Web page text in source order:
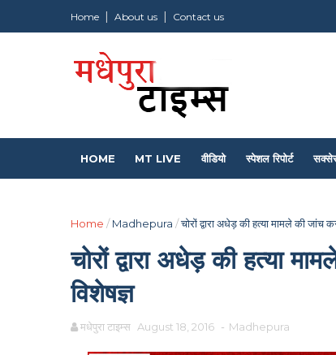
Home About us Contact us
HOME MT LIVE वीडियो स्पेशल रिपोर्ट
Home / Madhepura /चोरों द्वारा अधेड़ की हत्या मामले की
चोरों द्वारा अधेड़ की हत्या
विशेषज्ञ
मधेपुरा टाइम्स August 18, 2016 - Madhepura